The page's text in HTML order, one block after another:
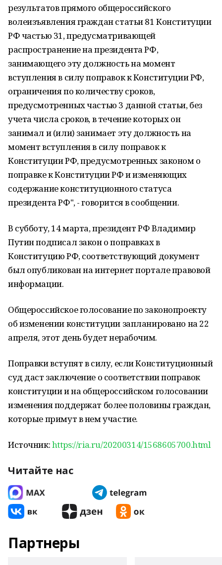
результатов прямого общероссийского
волеизъявления граждан статьи 81 Конституции
РФ частью 31, предусматривающей
распространение на президента РФ,
занимающего эту должность на момент
вступления в силу поправок к Конституции РФ,
ограничения по количеству сроков,
предусмотренных частью 3 данной статьи, без
учета числа сроков, в течение которых он
занимал и (или) занимает эту должность на
момент вступления в силу поправок к
Конституции РФ, предусмотренных законом о
поправке к Конституции РФ и изменяющих
содержание конституционного статуса
президента РФ", - говорится в сообщении.
В субботу, 14 марта, президент РФ Владимир
Путин подписал закон о поправках в
Конституцию РФ, соответствующий документ
был опубликован на интернет портале правовой
информации.
Общероссийское голосование по законопроекту
об изменении конституции запланировано на 22
апреля, этот день будет нерабочим.
Поправки вступят в силу, если Конституционный
суд даст заключение о соответствии поправок
конституции и на общероссийском голосовании
изменения поддержат более половины граждан,
которые примут в нем участие.
Источник:https://ria.ru/20200314/1568605700.html
Читайте нас
Партнеры